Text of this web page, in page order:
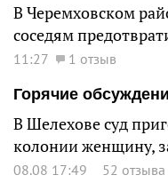
В Черемховском
соседям
11:27
1 отзыв
Горячие
В Шелехове суд
колонии женщину,
08.08 17:49 52 отзыва